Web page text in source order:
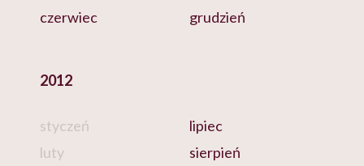
czerwiec
grudzień
2012
styczeń
luty
lipiec
sierpień